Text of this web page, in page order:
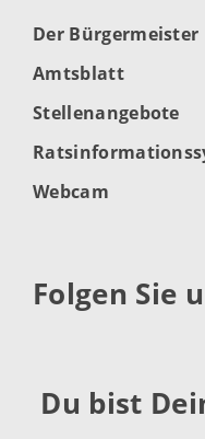
Der Bürgermeister
Amtsblatt
Stellenangebote
Webcam
Folgen Sie
Du bist